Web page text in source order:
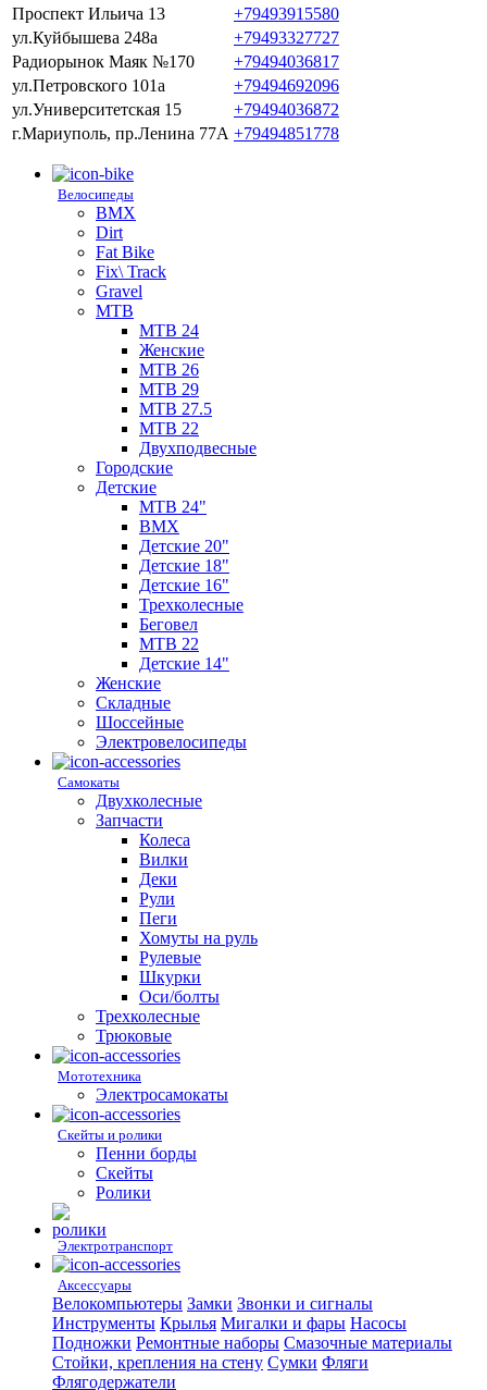
Проспект Ильича 13
+79493915580
ул.Куйбышева 248а
+79493327727
Радиорынок Маяк №170
+79494036817
ул.Петровского 101a
+79494692096
ул.Университетская 15
+79494036872
г.Мариуполь, пр.Ленина 77А +79494851778
Велосипеды
BMX
Dirt
Fat Bike
Fix\ Track
Gravel
MTB
MTB 24
Женские
MTB 26
MTB 29
MTB 27.5
MTB 22
Двухподвесные
Городские
Детские
MTB 24"
BMX
Детские 20"
Детские 18"
Детские 16"
Трехколесные
Беговел
MTB 22
Детские 14"
Женские
Складные
Шоссейные
Электровелосипеды
Самокаты
Двухколесные
Запчасти
Колеса
Вилки
Деки
Рули
Пеги
Хомуты на руль
Рулевые
Шкурки
Оси/болты
Трехколесные
Трюковые
Мототехника
Электросамокаты
Скейты и ролики
Пенни борды
Скейты
Ролики
Электротранспорт
Аксессуары
Велокомпьютеры Замки Звонки и сигналы
Инструменты Крылья Мигалки и фары Насосы
Подножки Ремонтные наборы Смазочные материалы
Стойки, крепления на стену Сумки Фляги
Флягодержатели